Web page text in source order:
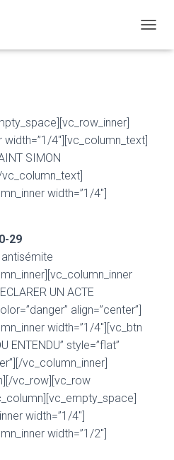
O
width=”1/4″][vc_column_text]
SIMON
vc_column_text]
width=”1/4″]
29
UN ACTE
align=”center”]
width=”1/4″][vc_btn
ENTENDU” style=”flat”
vc_column_inner]
vc_row][vc_row
width=”1/4″]
width=”1/2″]